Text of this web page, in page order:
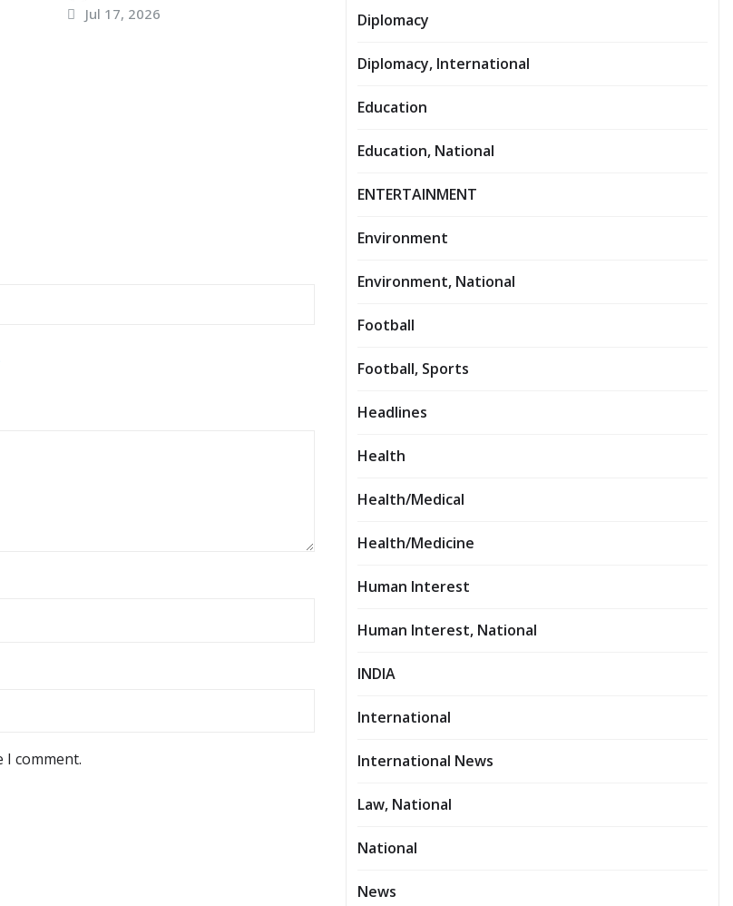
Jul 17, 2026
I comment.
Diplomacy
Diplomacy, International
Education
Education, National
ENTERTAINMENT
Environment
Environment, National
Football
Football, Sports
Headlines
Health
Health/Medical
Health/Medicine
Human Interest
Human Interest, National
INDIA
International
International News
Law, National
National
News